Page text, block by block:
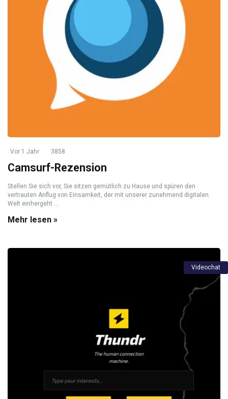
Vor 1 Jahr 3858
Camsurf-Rezension
Stellen Sie sich vor, Sie sitzen gemütlich zu Hause und spüren den
vertrauten Anflug von Einsamkeit, der mit unserer zunehmend digitalen
Welt einhergeht ...
Mehr lesen »
Videochat